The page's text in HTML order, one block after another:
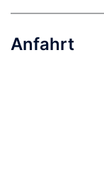
Anfahrt